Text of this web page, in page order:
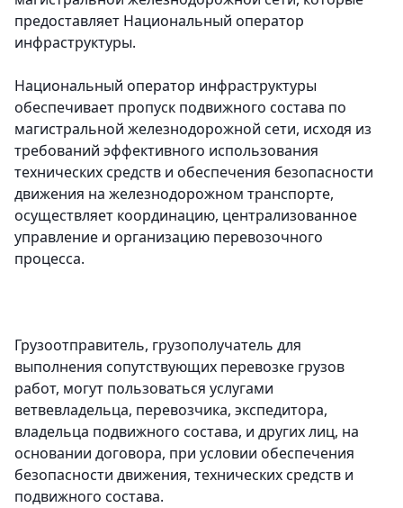
предоставляет Национальный оператор
инфраструктуры.
Национальный оператор инфраструктуры
обеспечивает пропуск подвижного состава по
магистральной железнодорожной сети, исходя из
требований эффективного использования
технических средств и обеспечения безопасности
движения на железнодорожном транспорте,
осуществляет координацию, централизованное
управление и организацию перевозочного
процесса.
Грузоотправитель, грузополучатель для
выполнения сопутствующих перевозке грузов
работ, могут пользоваться услугами
ветвевладельца, перевозчика, экспедитора,
владельца подвижного состава, и других лиц, на
основании договора, при условии обеспечения
безопасности движения, технических средств и
подвижного состава.